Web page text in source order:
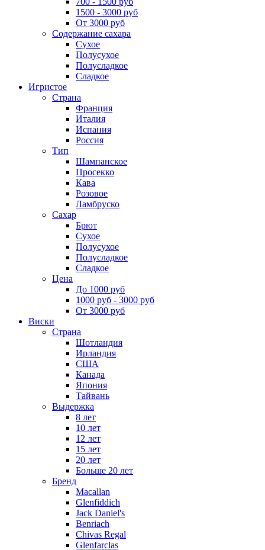
1500 - 3000 руб
От 3000 руб
Содержание сахара
Сухое
Полусухое
Полусладкое
Сладкое
Игристое
Страна
Франция
Италия
Испания
Россия
Тип
Шампанское
Просекко
Кава
Розовое
Ламбруско
Сахар
Брют
Сухое
Полусухое
Полусладкое
Сладкое
Цена
До 1000 руб
1000 руб - 3000 руб
От 3000 руб
Виски
Страна
Шотландия
Ирландия
США
Канада
Япония
Тайвань
Выдержка
8 лет
10 лет
12 лет
15 лет
20 лет
Больше 20 лет
Бренд
Macallan
Glenfiddich
Jack Daniel's
Benriach
Chivas Regal
Glenfarclas